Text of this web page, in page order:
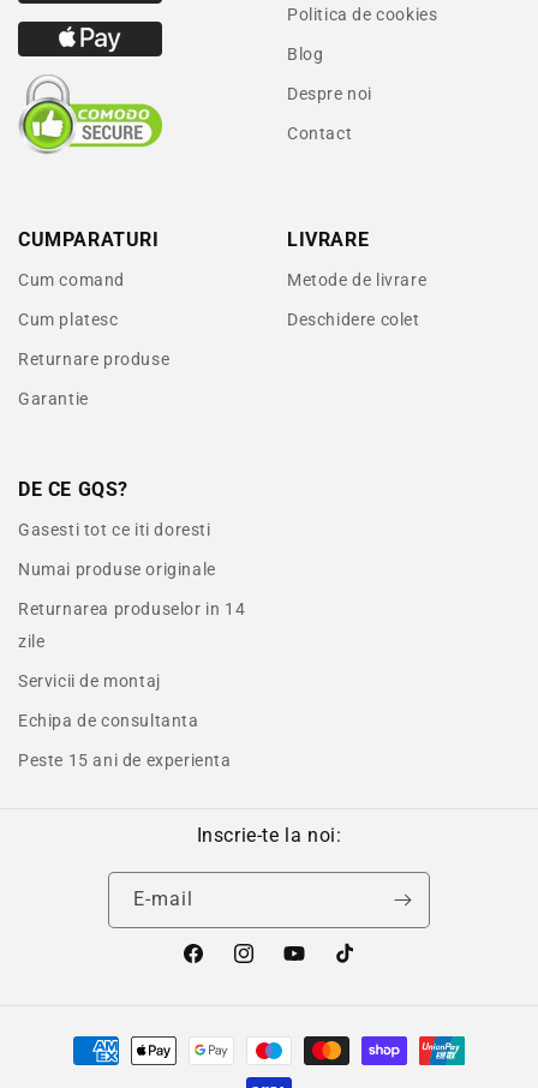
Politica de cookies
Blog
Despre noi
Contact
CUMPARATURI
Cum comand
Cum platesc
Returnare produse
Garantie
LIVRARE
Metode de livrare
Deschidere colet
DE CE GQS?
Gasesti tot ce iti doresti
Numai produse originale
Returnarea produselor in 14
zile
Servicii de montaj
Echipa de consultanta
Peste 15 ani de experienta
Inscrie-te la noi:
E-mail
FacebookInstagramYouTubeTikTok
Metode